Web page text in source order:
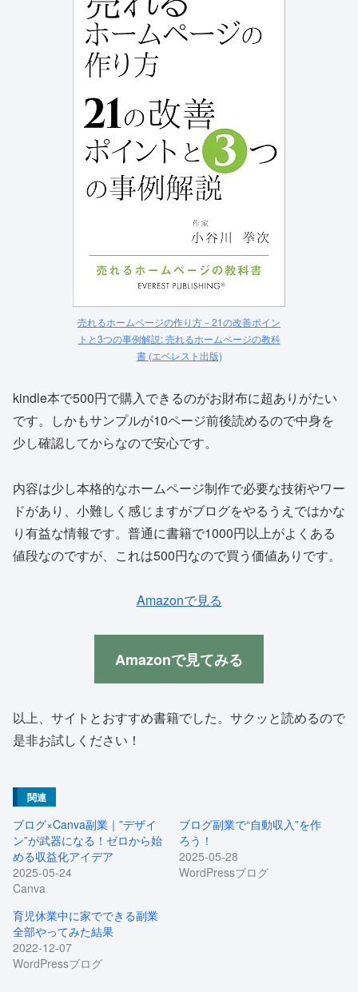
売れるホームページの作り方－21の改善ポイン
トと3つの事例解説: 売れるホームページの教科
書 (エベレスト出版)
kindle本で500円で購入できるのがお財布に超ありがたい
です。しかもサンプルが10ページ前後読めるので中身を
少し確認してからなので安心です。
内容は少し本格的なホームページ制作で必要な技術やワー
ドがあり、小難しく感じますがブログをやるうえではかな
り有益な情報です。普通に書籍で1000円以上がよくある
値段なのですが、これは500円なので買う価値ありです。
Amazonで見る
Amazonで見てみる
以上、サイトとおすすめ書籍でした。サクッと読めるので
是非お試しください！
関連
ブログ×Canva副業｜”デザイ
ン”が武器になる！ゼロから始
める収益化アイデア
2025-05-24
Canva
ブログ副業で“自動収入”を作
ろう！
2025-05-28
WordPressブログ
育児休業中に家でできる副業
全部やってみた結果
2022-12-07
WordPressブログ